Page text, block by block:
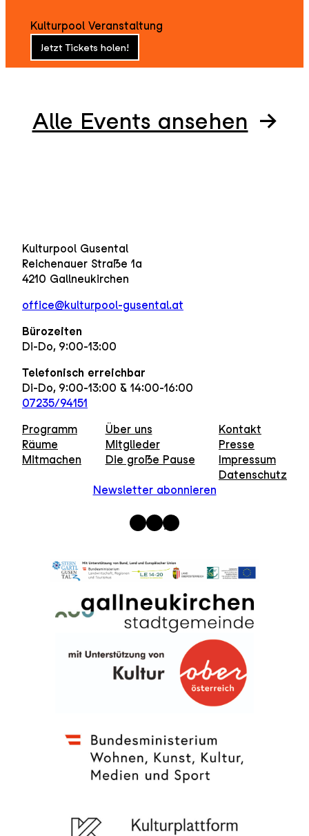
Kulturpool Veranstaltung
Jetzt Tickets holen!
Alle Events ansehen
Kulturpool Gusental
Reichenauer Straße 1a
4210 Gallneukirchen
office@kulturpool-gusental.at
Bürozeiten
Di-Do, 9:00-13:00
Telefonisch erreichbar
Di-Do, 9:00-13:00 & 14:00-16:00
07235/94151
Programm
Räume
Mitmachen
Über uns
Mitglieder
Die große Pause
Kontakt
Presse
Impressum
Datenschutz
Newsletter abonnieren
InstagramFacebook WhatsApp